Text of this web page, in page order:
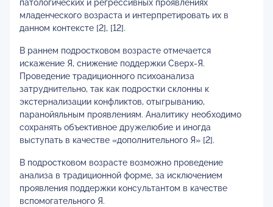
патологических и регрессивных проявлениях
младенческого возраста и интерпретировать их в
данном контексте [2], [12].
В раннем подростковом возрасте отмечается
искажение Я, снижение поддержки Сверх-Я.
Проведение традиционного психоанализа
затруднительно, так как подростки склонны к
экстернализации конфликтов, отыгрыванию,
паранойяльным проявлениям. Аналитику необходимо
сохранять объективное дружелюбие и иногда
выступать в качестве «дополнительного Я» [2].
В подростковом возрасте возможно проведение
анализа в традиционной форме, за исключением
проявления поддержки консультантом в качестве
вспомогательного Я.